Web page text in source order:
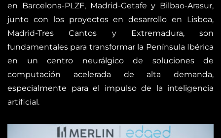
en Barcelona-PLZF, Madrid-Getafe y Bilbao-Arasur,
junto con los proyectos en desarrollo en Lisboa,
Madrid-Tres Cantos y Extremadura, son
fundamentales para transformar la Península Ibérica
en un centro neurálgico de soluciones de
computación acelerada de alta demanda,
especialmente para el impulso de la inteligencia
artificial.